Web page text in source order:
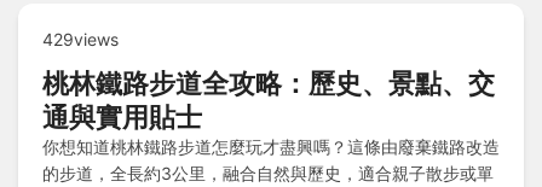
429views
桃林鐵路步道全攻略：歷史、景點、交
通與實用貼士
你想知道桃林鐵路步道怎麼玩才盡興嗎？這條由廢棄鐵路改造
的步道，全長約3公里，融合自然與歷史，適合親子散步或單